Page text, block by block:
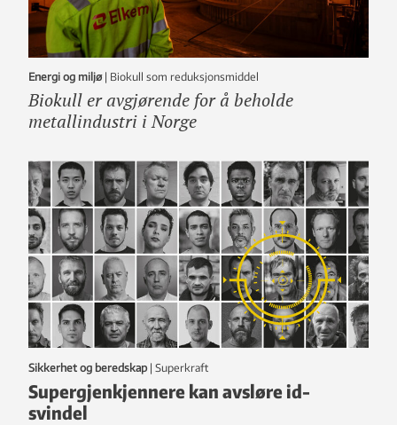
Energi og miljø | Biokull som reduksjonsmiddel
Biokull er avgjørende for å beholde
metallindustri i Norge
Sikkerhet og beredskap | Superkraft
Supergjenkjennere kan avsløre id-
svindel